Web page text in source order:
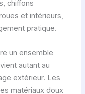
chiffons
et intérieurs,
pratique.
un ensemble
autant au
extérieur. Les
matériaux doux